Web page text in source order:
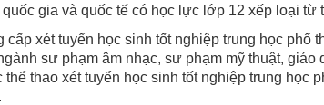
gia và quốc tế có học lực lớp 12 xếp loại từ
cấp xét tuyển học sinh tốt nghiệp trung học phổ
sư phạm âm nhạc, sư phạm mỹ thuật, giáo
thể thao xét tuyển học sinh tốt nghiệp trung học